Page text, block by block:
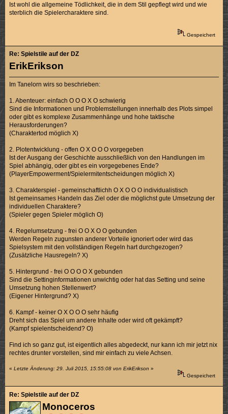
Ist wohl die allgemeine Tödlichkeit, die in dem Stil gepflegt wird und wie
sterblich die Spielercharaktere sind.
Gespeichert
ErikErikson
Re: Spielstile auf der DZ
Im Tanelorn wirs so beschrieben:
1. Abenteuer: einfach O O O X O schwierig
Sind die Informationen und Problemstellungen innerhalb des Plots simpel
oder gibt es komplexe Zusammenhänge und hohe taktische
Herausforderungen?
(Charaktertod möglich X)
2. Plotentwicklung - offen O X O O O vorgegeben
Ist der Ausgang der Geschichte ausschließlich von den Handlungen im
Spiel abhängig, oder gibt es ein vorgegebenes Ende?
(PlayerEmpowerment/Spielermitentscheidungen möglich X)
3. Charakterspiel - gemeinschaftlichh O X O O O individualistisch
Ist gemeinsames Handeln das Ziel oder die möglichst gute Umsetzung der
individuellen Charaktere?
(Spieler gegen Spieler möglich O)
4. Regelumsetzung - frei O O X O O gebunden
Werden Regeln zugunsten anderer Vorteile ignoriert oder wird das
Spielsystem mit den vollständigen Regeln hart durchgezogen?
(Zusätzliche Hausregeln? X)
5. Hintergrund - frei O O O O X gebunden
Sind die Settinginformationen unwichtig oder hat das Setting und seine
Umsetzung hohen Stellenwert?
(Eigener Hintergrund? X)
6. Kampf - keiner O X O O O sehr häufig
Dreht sich das Spiel um andere Inhalte oder wird oft gekämpft?
(Kampf spielentscheidend? O)
Find ich so ganz gut, ist eigentlich alles abgedeckt, nur kann ich mir jetzt nix
rechtes drunter vorstellen, sind mir einfach zu viele Achsen.
«Letzte Änderung: 29. Juli 2015, 15:55:08 von ErikErikson »
Gespeichert
Monoceros
Re: Spielstile auf der DZ